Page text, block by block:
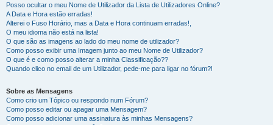
Posso ocultar o meu Nome de Utilizador da Lista de Utilizadores Online?
A Data e Hora estão erradas!
Alterei o Fuso Horário, mas a Data e Hora continuam erradas!,
O meu idioma não está na lista!
O que são as imagens ao lado do meu nome de utilizador?
Como posso exibir uma Imagem junto ao meu Nome de Utilizador?
O que é e como posso alterar a minha Classificação??
Quando clico no email de um Utilizador, pede-me para ligar no fórum?!
Sobre as Mensagens
Como crio um Tópico ou respondo num Fórum?
Como posso editar ou apagar uma Mensagem?
Como posso adicionar uma assinatura às minhas Mensagens?